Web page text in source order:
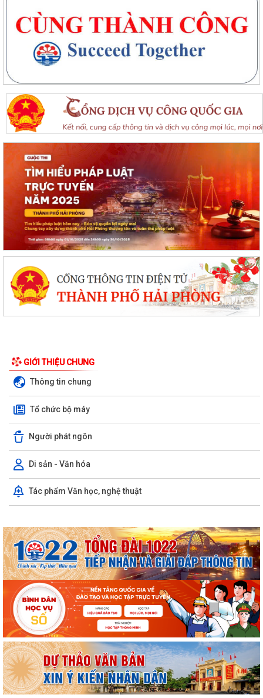
GIỚI THIỆU CHUNG
Thông tin chung
Tổ chức bộ máy
Người phát ngôn
Di sản - Văn hóa
Tác phẩm Văn học, nghệ thuật